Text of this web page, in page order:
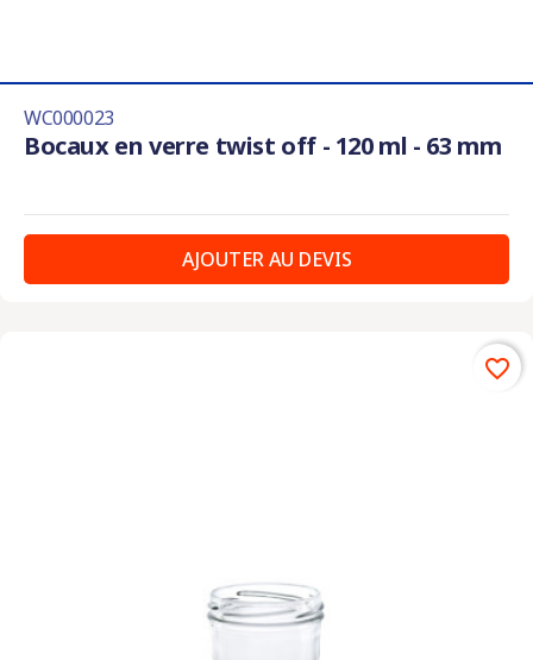
WC000023
Bocaux en verre twist off - 120 ml - 63 mm
AJOUTER AU DEVIS
favorite_border